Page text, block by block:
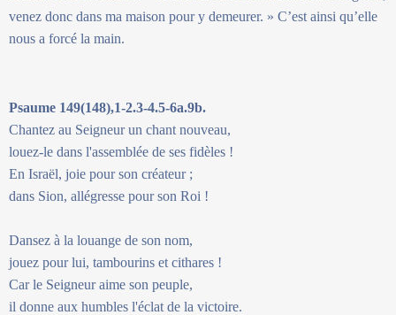
venez donc dans ma maison pour y demeurer. » C’est ainsi qu’elle
nous a forcé la main.
Psaume 149(148),1-2.3-4.5-6a.9b.
Chantez au Seigneur un chant nouveau,
louez-le dans l'assemblée de ses fidèles !
En Israël, joie pour son créateur ;
dans Sion, allégresse pour son Roi !
Dansez à la louange de son nom,
jouez pour lui, tambourins et cithares !
Car le Seigneur aime son peuple,
il donne aux humbles l'éclat de la victoire.